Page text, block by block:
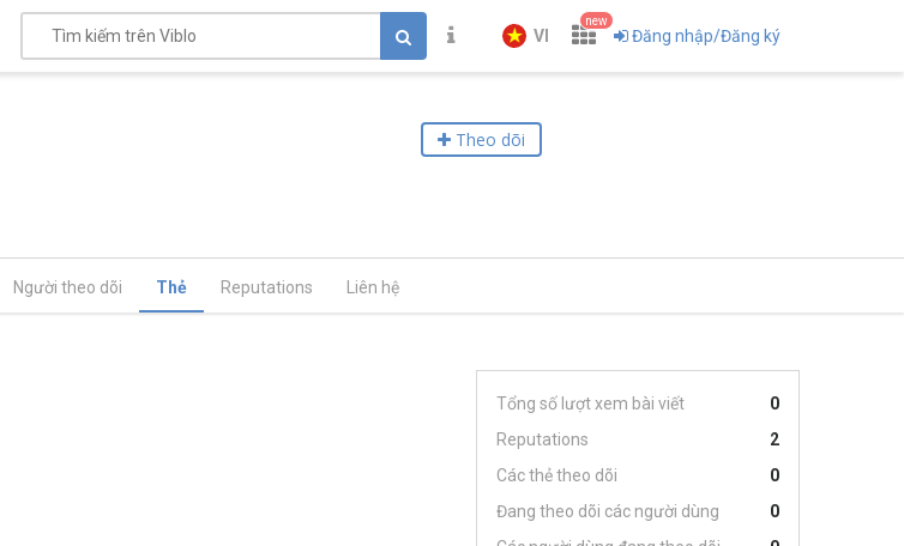
VI
new
Đăng nhập/Đăng ký
Theo dõi
Người theo dõi Thẻ Reputations Liên hệ
Tổng số lượt xem bài viết
0
Reputations
2
Các thẻ theo dõi
0
Đang theo dõi các người dùng
0